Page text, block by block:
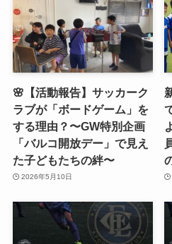
🌸【活動報告】サッカーク
ラブが「ボードゲーム」を
する理由？〜GW特別企画
「バルコ開放デー」で見え
た子どもたちの絆〜
2026年5月10日